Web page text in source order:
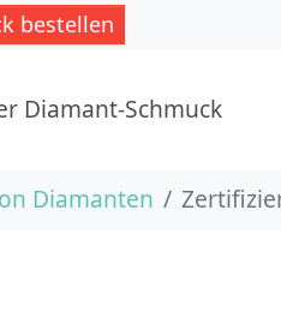
bestellen
Diamant-Schmuck
Diamanten